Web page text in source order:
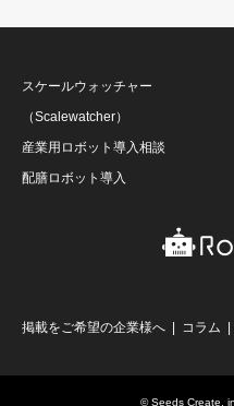
スケールウォッチャー
（Scalewatcher）
産業用ロボット導入相談
配膳ロボット導入
掲載をご希望の企業様へ コラム
©Seeds Create,